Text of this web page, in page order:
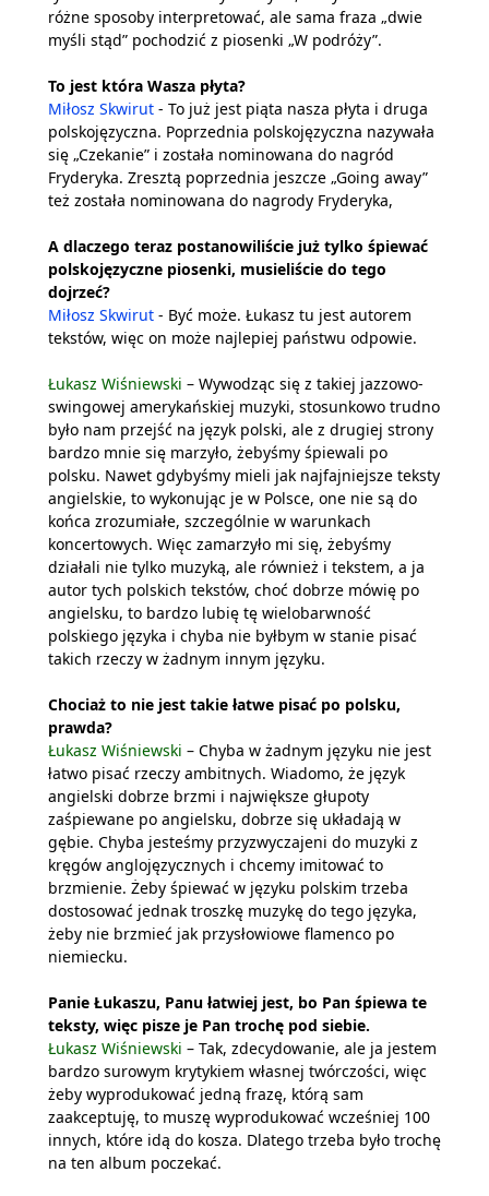
różne sposoby interpretować, ale sama fraza „dwie
myśli stąd” pochodzić z piosenki „W podróży”.
To jest która Wasza płyta?
Miłosz Skwirut - To już jest piąta nasza płyta i druga
polskojęzyczna. Poprzednia polskojęzyczna nazywała
się „Czekanie” i została nominowana do nagród
Fryderyka. Zresztą poprzednia jeszcze „Going away”
też została nominowana do nagrody Fryderyka,
A dlaczego teraz postanowiliście już tylko śpiewać
polskojęzyczne piosenki, musieliście do tego
dojrzeć?
Miłosz Skwirut - Być może. Łukasz tu jest autorem
tekstów, więc on może najlepiej państwu odpowie.
Łukasz Wiśniewski – Wywodząc się z takiej jazzowo-
swingowej amerykańskiej muzyki, stosunkowo trudno
było nam przejść na język polski, ale z drugiej strony
bardzo mnie się marzyło, żebyśmy śpiewali po
polsku. Nawet gdybyśmy mieli jak najfajniejsze teksty
angielskie, to wykonując je w Polsce, one nie są do
końca zrozumiałe, szczególnie w warunkach
koncertowych. Więc zamarzyło mi się, żebyśmy
działali nie tylko muzyką, ale również i tekstem, a ja
autor tych polskich tekstów, choć dobrze mówię po
angielsku, to bardzo lubię tę wielobarwność
polskiego języka i chyba nie byłbym w stanie pisać
takich rzeczy w żadnym innym języku.
Chociaż to nie jest takie łatwe pisać po polsku,
prawda?
Łukasz Wiśniewski – Chyba w żadnym języku nie jest
łatwo pisać rzeczy ambitnych. Wiadomo, że język
angielski dobrze brzmi i największe głupoty
zaśpiewane po angielsku, dobrze się układają w
gębie. Chyba jesteśmy przyzwyczajeni do muzyki z
kręgów anglojęzycznych i chcemy imitować to
brzmienie. Żeby śpiewać w języku polskim trzeba
dostosować jednak troszkę muzykę do tego języka,
żeby nie brzmieć jak przysłowiowe flamenco po
niemiecku.
Panie Łukaszu, Panu łatwiej jest, bo Pan śpiewa te
teksty, więc pisze je Pan trochę pod siebie.
Łukasz Wiśniewski – Tak, zdecydowanie, ale ja jestem
bardzo surowym krytykiem własnej twórczości, więc
żeby wyprodukować jedną frazę, którą sam
zaakceptuję, to muszę wyprodukować wcześniej 100
innych, które idą do kosza. Dlatego trzeba było trochę
na ten album poczekać.